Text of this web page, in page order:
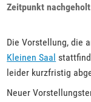
Zeitpunkt
Die Vorstellung, die
Kleinen Saal
leider kurzfristig
Neuer